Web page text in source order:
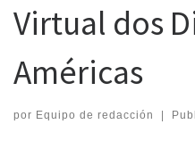
Virtual dos
Américas
por Equipo de redacción |